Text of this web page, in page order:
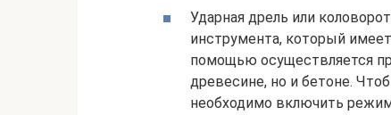
Ударная дрель или
инструмента, который
помощью осуществляется
древесине, но и бетоне.
необходимо включить